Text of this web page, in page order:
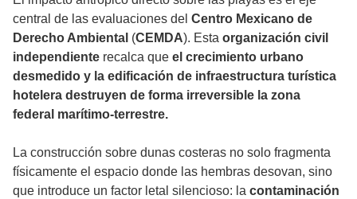
central de las evaluaciones del Centro Mexicano de
Derecho Ambiental (CEMDA). Esta organización civil
independiente recalca que el crecimiento urbano
desmedido y la edificación de infraestructura turística
hotelera destruyen de forma irreversible la zona
federal marítimo-terrestre.
La construcción sobre dunas costeras no solo fragmenta
físicamente el espacio donde las hembras desovan, sino
que introduce un factor letal silencioso: la contaminación